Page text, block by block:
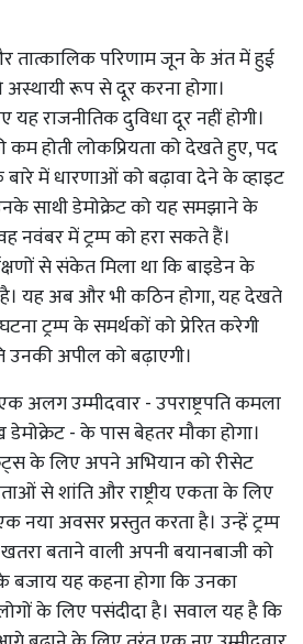
तात्कालिक परिणाम जून के अंत में हुई
अस्थायी रूप से दूर करना होगा।
राजनीतिक दुविधा दूर नहीं होगी।
होती लोकप्रियता को देखते हुए, पद
में धारणाओं को बढ़ावा देने के व्हाइट
साथी डेमोक्रेट को यह समझाने के
नवंबर में ट्रम्प को हरा सकते हैं।
से संकेत मिला था कि बाइडेन के
यह अब और भी कठिन होगा, यह देखते
ट्रम्प के समर्थकों को प्रेरित करेगी
अपील को बढ़ाएगी।
अलग उम्मीदवार - उपराष्ट्रपति कमला
- के पास बेहतर मौका होगा।
के लिए अपने अभियान को रीसेट
से शांति और राष्ट्रीय एकता के लिए
अवसर प्रस्तुत करता है। उन्हें ट्रम्प
बताने वाली अपनी बयानबाजी को
यह कहना होगा कि उनका
के लिए पसंदीदा है। सवाल यह है कि